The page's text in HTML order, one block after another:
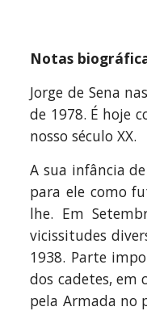
Notas
Jorge de Sena
de 1978. É hoje
nosso século XX.
A sua infância
para ele como
lhe. Em
vicissitudes
1938. Parte
dos cadetes, em
pela Armada no